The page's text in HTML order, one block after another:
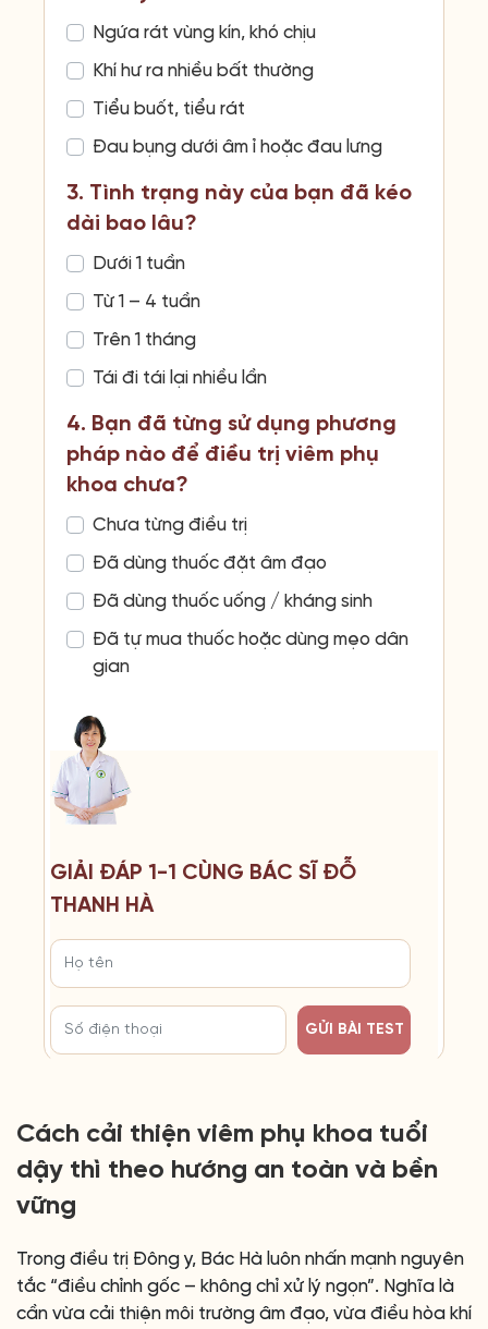
Ngứa rát vùng kín, khó chịu
Khí hư ra nhiều bất thường
Tiểu buốt, tiểu rát
Đau bụng dưới âm ỉ hoặc đau lưng
3. Tình trạng này của bạn đã kéo
dài bao lâu?
Dưới 1 tuần
Từ 1 – 4 tuần
Trên 1 tháng
Tái đi tái lại nhiều lần
4. Bạn đã từng sử dụng phương
pháp nào để điều trị viêm phụ
khoa chưa?
Chưa từng điều trị
Đã dùng thuốc đặt âm đạo
Đã dùng thuốc uống / kháng sinh
Đã tự mua thuốc hoặc dùng mẹo dân
gian
GIẢI ĐÁP 1-1 CÙNG BÁC SĨ ĐỖ
THANH HÀ
GỬI BÀI TEST
Cách cải thiện viêm phụ khoa tuổi
dậy thì theo hướng an toàn và bền
vững
Trong điều trị Đông y, Bác Hà luôn nhấn mạnh nguyên
tắc “điều chỉnh gốc – không chỉ xử lý ngọn”. Nghĩa là
cần vừa cải thiện môi trường âm đạo, vừa điều hòa khí